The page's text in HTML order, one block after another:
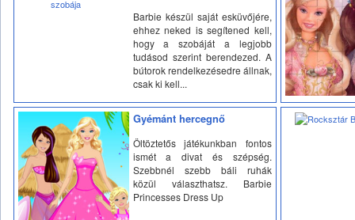
Barbie készül saját esküvőjére,
ehhez neked is segítened kell,
hogy a szobáját a legjobb
tudásod szerint berendezed. A
bútorok rendelkezésedre állnak,
csak ki kell...
Gyémánt hercegnő
Öltöztetős játékunkban fontos
ismét a divat és szépség.
Szebbnél szebb báli ruhák
közül választhatsz. Barbie
Princesses Dress Up